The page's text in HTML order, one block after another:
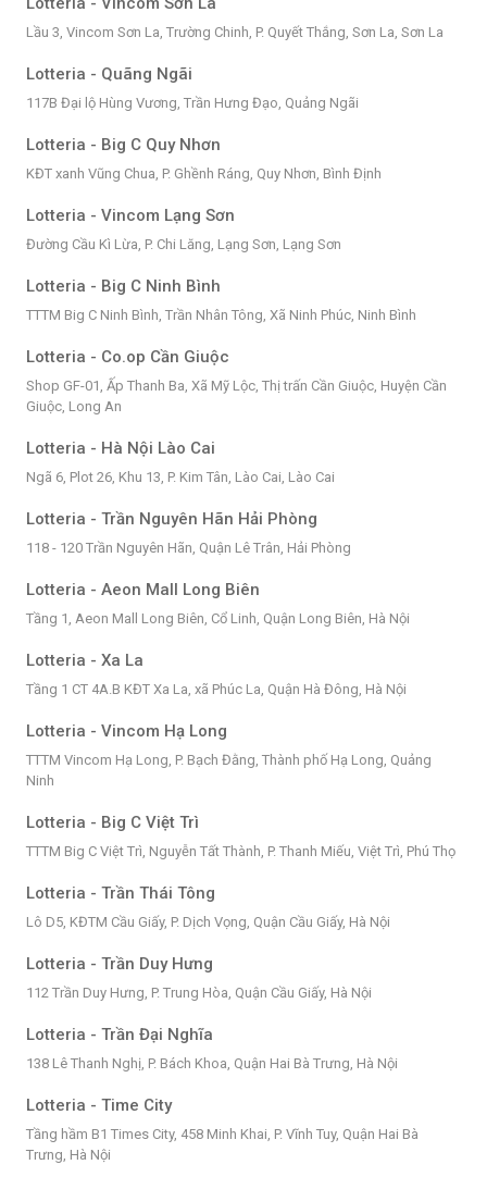
Lầu 3, Vincom Sơn La, Trường Chinh, P. Quyết Thắng, Sơn La, Sơn La
Lotteria - Quãng Ngãi
117B Đại lộ Hùng Vương, Trần Hưng Đạo, Quảng Ngãi
Lotteria - Big C Quy Nhơn
KĐT xanh Vũng Chua, P. Ghềnh Ráng, Quy Nhơn, Bình Định
Lotteria - Vincom Lạng Sơn
Đường Cầu Kì Lừa, P. Chi Lăng, Lạng Sơn, Lạng Sơn
Lotteria - Big C Ninh Bình
TTTM Big C Ninh Bình, Trần Nhân Tông, Xã Ninh Phúc, Ninh Bình
Lotteria - Co.op Cần Giuộc
Shop GF-01, Ấp Thanh Ba, Xã Mỹ Lộc, Thị trấn Cần Giuộc, Huyện Cần
Giuộc, Long An
Lotteria - Hà Nội Lào Cai
Ngã 6, Plot 26, Khu 13, P. Kim Tân, Lào Cai, Lào Cai
Lotteria - Trần Nguyên Hãn Hải Phòng
118 - 120 Trần Nguyên Hãn, Quận Lê Trân, Hải Phòng
Lotteria - Aeon Mall Long Biên
Tầng 1, Aeon Mall Long Biên, Cổ Linh, Quận Long Biên, Hà Nội
Lotteria - Xa La
Tầng 1 CT 4A.B KĐT Xa La, xã Phúc La, Quận Hà Đông, Hà Nội
Lotteria - Vincom Hạ Long
TTTM Vincom Hạ Long, P. Bạch Đằng, Thành phố Hạ Long, Quảng
Ninh
Lotteria - Big C Việt Trì
TTTM Big C Việt Trì, Nguyễn Tất Thành, P. Thanh Miếu, Việt Trì, Phú Thọ
Lotteria - Trần Thái Tông
Lô D5, KĐTM Cầu Giấy, P. Dịch Vọng, Quận Cầu Giấy, Hà Nội
Lotteria - Trần Duy Hưng
112 Trần Duy Hưng, P. Trung Hòa, Quận Cầu Giấy, Hà Nội
Lotteria - Trần Đại Nghĩa
138 Lê Thanh Nghị, P. Bách Khoa, Quận Hai Bà Trưng, Hà Nội
Lotteria - Time City
Tầng hầm B1 Times City, 458 Minh Khai, P. Vĩnh Tuy, Quận Hai Bà
Trưng, Hà Nội